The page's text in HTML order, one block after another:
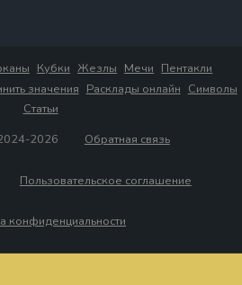
Кубки Жезлы Мечи Пентакли
значения Расклады онлайн Символы
Статьи
2026
Обратная связь
Пользовательское соглашение
конфиденциальности